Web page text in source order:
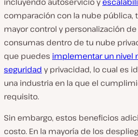
comparación con la nube pública,
mayor control y personalización
consumas dentro de tu nube
que puedes implementar un nivel
seguridad y privacidad, lo cual es
una industria en la que el
requisito.
Sin embargo, estos beneficios
costo. En la mayoría de los